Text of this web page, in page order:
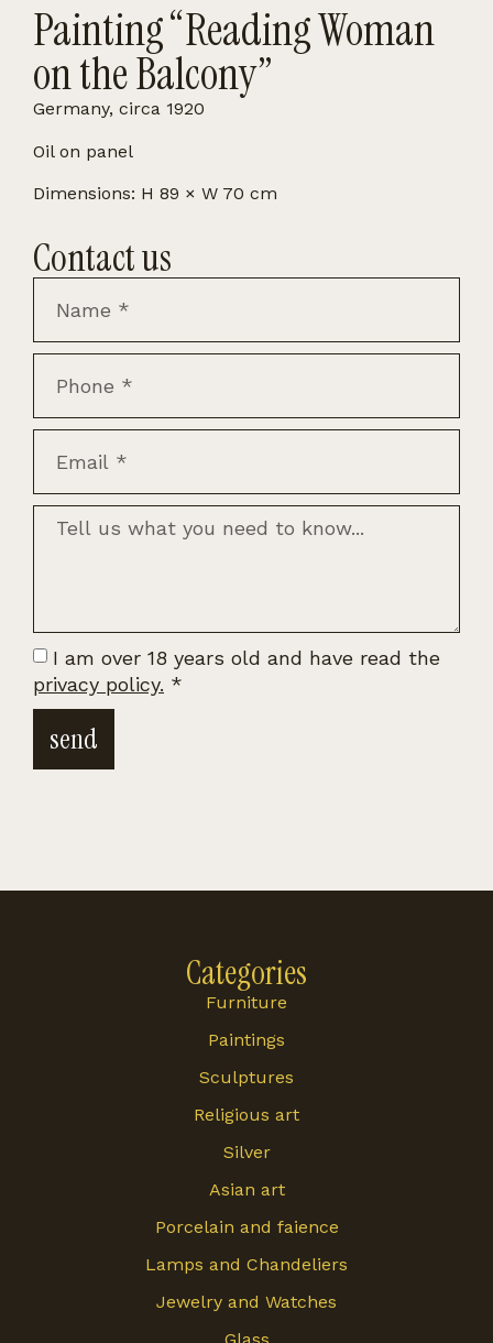
Painting “Reading Woman
on the Balcony”
Germany, circa 1920
Oil on panel
Dimensions: H 89 × W 70 cm
Contact us
I am over 18 years old and have read the
privacy policy. *
send
Categories
Furniture
Paintings
Sculptures
Religious art
Silver
Asian art
Porcelain and faience
Lamps and Chandeliers
Jewelry and Watches